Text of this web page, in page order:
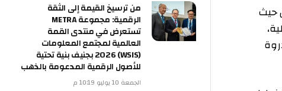
من ترسيخ القيمة إلى الثقة
الرقمية: مجموعة METRA
تستعرض في منتدى القمة
العالمية لمجتمع المعلومات
(WSIS) 2026 بجنيف بنية تحتية
للأصول الرقمية المدعومة بالذهب